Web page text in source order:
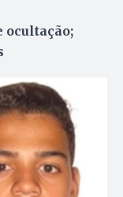
ocultação;